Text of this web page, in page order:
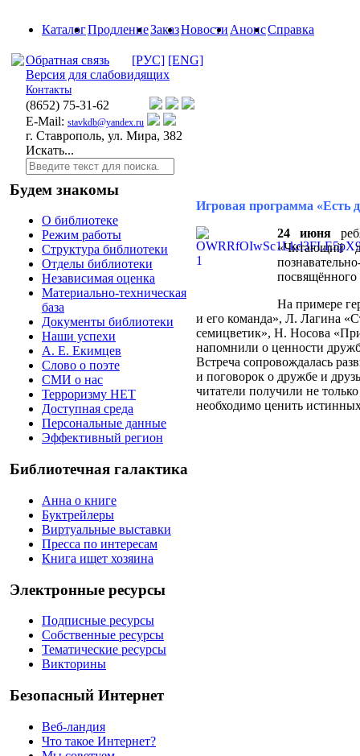
КаталогПродлениеЗаказНовости АнонсСправка
Обратная связь [РУС] [ENG]
Версия для слабовидящих
Контакты
(8652) 75-31-62
E-Mail: stavkdb@yandex.ru
г. Ставрополь, ул. Мира, 382
Искать...
Будем знакомы
О библиотеке
Режим работы
Структура библиотеки
Отделы библиотеки
Независимая оценка
Материально-техническая
база
Документы библиотеки
Наши успехи
А. Е. Екимцев
Слово о поэте
СМИ о нас
Терроризму НЕТ
Доступная среда
Персональные данные
Эффективный регион
Библиотечная галактика
Анна о книге
Буктрейлеры
Виртуальные выставки
Пресса по интересам
Книга ищет хозяина
Электронные ресурсы
Подписные ресурсы
Собственные ресурсы
Тематические ресурсы
Викторины
Безопасный Интернет
Веб-ландия
Что такое Интернет?
Игровая программа «Есть
24 июня
«Читающий
На примере
и его команда», Л. Лагина
семицветик», Н. Носова
напомнили о ценности
Встреча сопровождалась
и поговорок о дружбе и
читатели получили не
необходимо ценить